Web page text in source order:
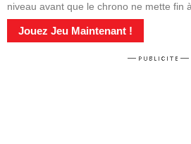
niveau avant que le chrono ne mette fin à
Jouez Jeu Maintenant !